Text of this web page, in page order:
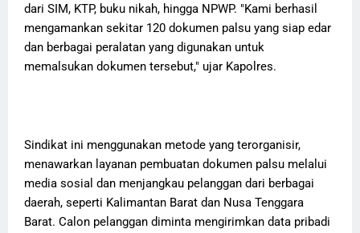
dari SIM, KTP, buku nikah, hingga NPWP. "Kami berhasil
mengamankan sekitar 120 dokumen palsu yang siap edar
dan berbagai peralatan yang digunakan untuk
memalsukan dokumen tersebut," ujar Kapolres.
Sindikat ini menggunakan metode yang terorganisir,
menawarkan layanan pembuatan dokumen palsu melalui
media sosial dan menjangkau pelanggan dari berbagai
daerah, seperti Kalimantan Barat dan Nusa Tenggara
Barat. Calon pelanggan diminta mengirimkan data pribadi